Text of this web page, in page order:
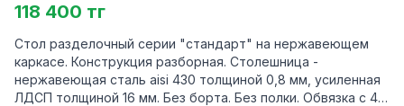
118 400 тг
Стол разделочный серии "стандарт" на нержавеющем
каркасе. Конструкция разборная. Столешница -
нержавеющая сталь aisi 430 толщиной 0,8 мм, усиленная
ЛДСП толщиной 16 мм. Без борта. Без полки. Обвязка с 4х